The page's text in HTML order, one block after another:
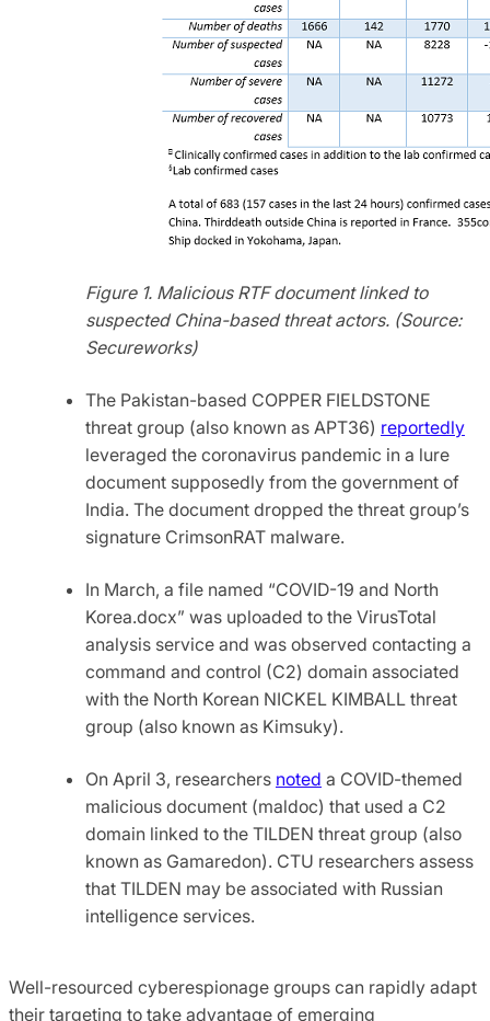
Figure 1. Malicious RTF document linked to
suspected China-based threat actors. (Source:
Secureworks)
The Pakistan-based COPPER FIELDSTONE
threat group (also known as APT36) reportedly
leveraged the coronavirus pandemic in a lure
document supposedly from the government of
India. The document dropped the threat group’s
signature CrimsonRAT malware.
In March, a file named “COVID-19 and North
Korea.docx” was uploaded to the VirusTotal
analysis service and was observed contacting a
command and control (C2) domain associated
with the North Korean NICKEL KIMBALL threat
group (also known as Kimsuky).
On April 3, researchers noted a COVID-themed
malicious document (maldoc) that used a C2
domain linked to the TILDEN threat group (also
known as Gamaredon). CTU researchers assess
that TILDEN may be associated with Russian
intelligence services.
Well-resourced cyberespionage groups can rapidly adapt
their targeting to take advantage of emerging